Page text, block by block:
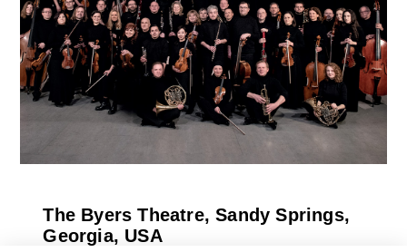
The Byers Theatre, Sandy Springs,
Georgia, USA